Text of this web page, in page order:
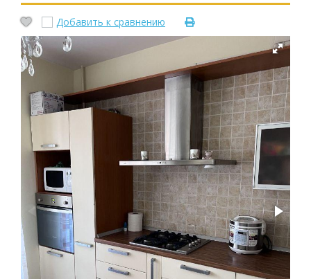
Добавить к сравнению